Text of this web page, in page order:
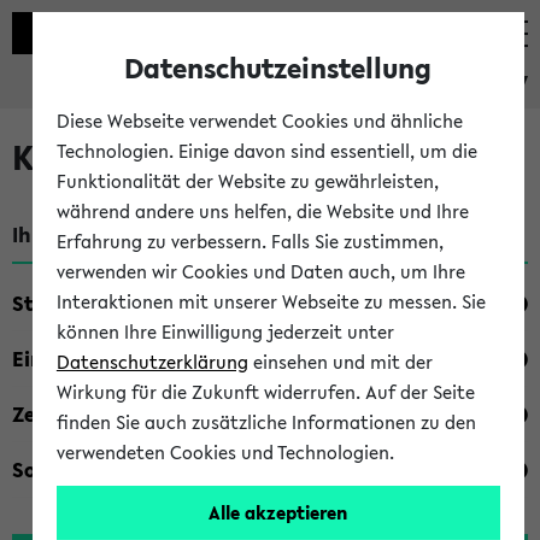
eKVV
Kombisuche im eKVV
Ihre Suchkriterien:
Studienfach
Einrichtung
Zeiten
Sonstiges
Datenschutzeinstellung
Diese Webseite verwendet Cookies und ähnliche
Technologien. Einige davon sind essentiell, um die
Funktionalität der Website zu gewährleisten,
während andere uns helfen, die Website und Ihre
Erfahrung zu verbessern. Falls Sie zustimmen,
verwenden wir Cookies und Daten auch, um Ihre
Interaktionen mit unserer Webseite zu messen. Sie
können Ihre Einwilligung jederzeit unter
Datenschutzerklärung einsehen und mit der
Wirkung für die Zukunft widerrufen. Auf der Seite
finden Sie auch zusätzliche Informationen zu den
verwendeten Cookies und Technologien.
Alle akzeptieren